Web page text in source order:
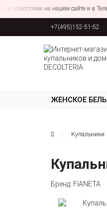
на нашем сайте и в Телеграм
+7(495)152-51-52
ЖЕНСКОЕ
Купальники
Бренд: FIANETA